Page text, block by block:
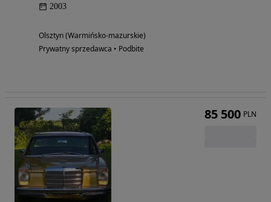
2003
Olsztyn (Warmińsko-mazurskie)
Prywatny sprzedawca • Podbite
85 500 PLN